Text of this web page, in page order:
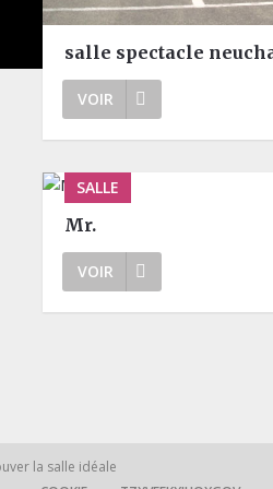
salle spectacle
VOIR
SALLE
Mr.
VOIR
la salle idéale